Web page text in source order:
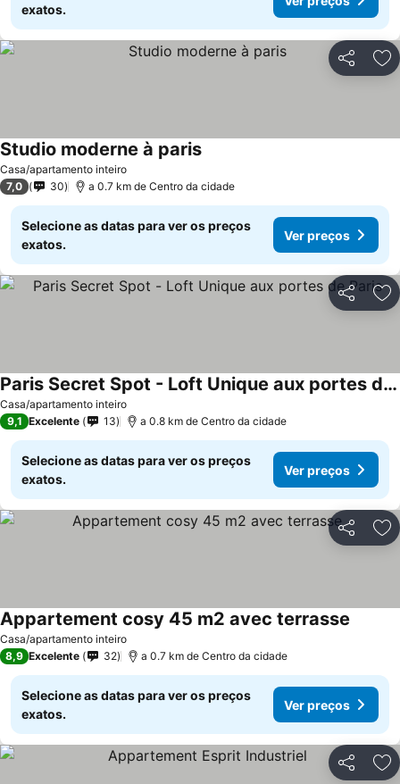
exatos.
Partilhar
Casa/apartamento inteiro
Studio moderne à paris
7,0 30 a 0.7 km de Centro da cidade
Selecione as datas para ver os preços
exatos.
Ver preços
Partilhar
Casa/apartamento inteiro
Paris Secret Spot - Loft Unique aux portes de Paris
9,1 Excelente 13 a 0.8 km de Centro da cidade
Selecione as datas para ver os preços
exatos.
Ver preços
Partilhar
Casa/apartamento inteiro
Appartement cosy 45 m2 avec terrasse
8,9 Excelente 32 a 0.7 km de Centro da cidade
Selecione as datas para ver os preços
exatos.
Ver preços
Partilhar